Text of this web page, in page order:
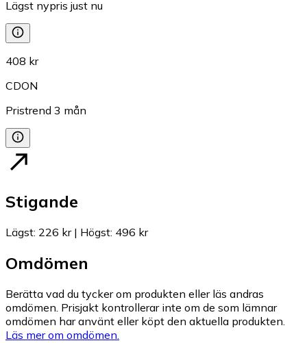
Lägst nypris just nu
408 kr
CDON
Pristrend 3 mån
Stigande
Lägst: 226 kr| Högst: 496 kr
Omdömen
Berätta vad du tycker om produkten eller läs andras
omdömen. Prisjakt kontrollerar inte om de som lämnar
omdömen har använt eller köpt den aktuella produkten.
Läs mer om omdömen.